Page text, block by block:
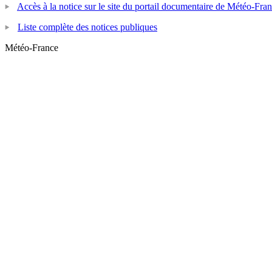
Accès à la notice sur le site du portail documentaire de Météo-
Liste complète des notices publiques
Météo-France